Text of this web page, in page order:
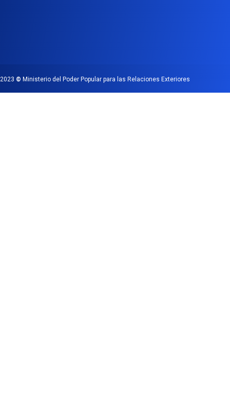
2023 © Ministerio del Poder Popular para las Relaciones Exteriores